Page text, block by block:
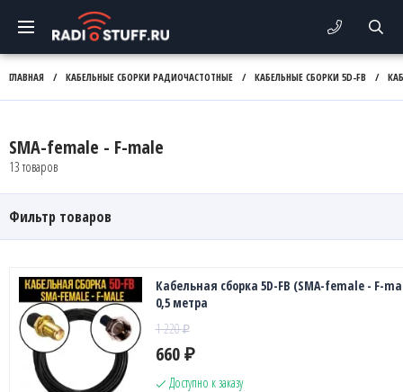
ГЛАВНАЯ / КАБЕЛЬНЫЕ СБОРКИ РАДИОЧАСТОТНЫЕ / КАБЕЛЬНЫЕ СБОРКИ 5D-FB /
SMA-female - F-male
13 товаров
Фильтр товаров
Кабельная сборка 5D-FB (SMA-female - F-
0,5 метра
1 220₽
660 ₽
Доступно к заказу